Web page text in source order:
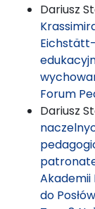
Dariusz
Forum
Dariusz
Akademii
do